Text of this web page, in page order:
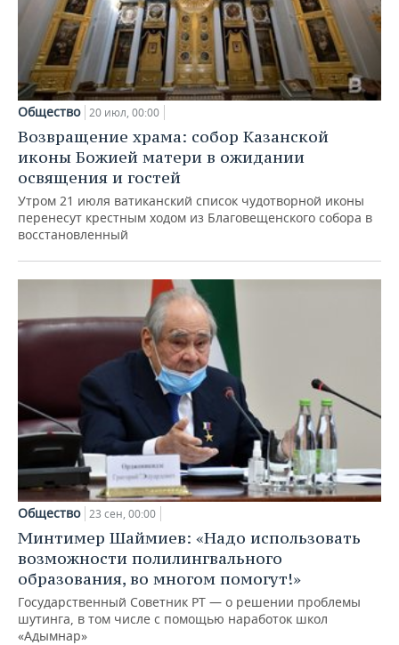
Общество 20 июл, 00:00
Возвращение храма: собор Казанской
иконы Божией матери в ожидании
освящения и гостей
Утром 21 июля ватиканский список чудотворной иконы
перенесут крестным ходом из Благовещенского собора в
восстановленный
Общество 23 сен, 00:00
Минтимер Шаймиев: «Надо использовать
возможности полилингвального
образования, во многом помогут!»
Государственный Советник РТ — о решении проблемы
шутинга, в том числе с помощью наработок школ
«Адымнар»